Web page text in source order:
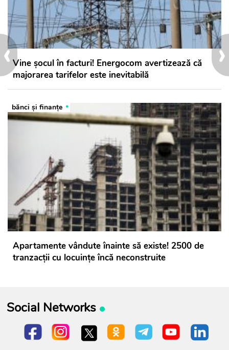
›
‹Vine șocul în facturi! Energocom avertizează că
majorarea tarifelor este inevitabilă
bănci şi finanţe
Apartamente vândute înainte să existe! 2500 de
tranzacții cu locuințe încă neconstruite
Social Networks